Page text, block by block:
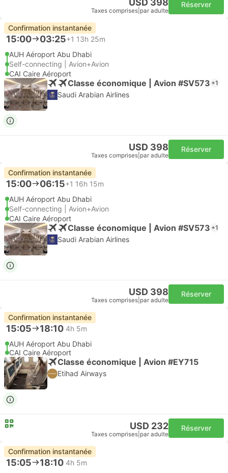
USD 398
Taxes comprises par adulte
Réserver
Confirmation instantanée
15:00 03:25+1 13h 25m
AUH Aéroport Abu Dhabi
Self-connecting | Avion+Avion
CAI Caire Aéroport
Classe économique | Avion #SV573 +1
Saudi Arabian Airlines
USD 398
Taxes comprises par adulte
Réserver
Confirmation instantanée
15:00 06:15+1 16h 15m
AUH Aéroport Abu Dhabi
Self-connecting | Avion+Avion
CAI Caire Aéroport
Classe économique | Avion #SV573 +1
Saudi Arabian Airlines
USD 398
Taxes comprises par adulte
Réserver
Confirmation instantanée
15:05 18:10 4h 5m
AUH Aéroport Abu Dhabi
CAI Caire Aéroport
Classe économique | Avion #EY715
Etihad Airways
USD 232
Taxes comprises par adulte
Réserver
Confirmation instantanée
15:05 18:10 4h 5m